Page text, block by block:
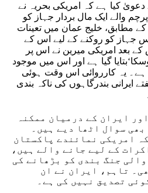
دعویٰ کیا ہے کہ امریکی بحریہ نے
والے ایک مال بردار جہاز کو
مطابق، خلیج عمان میں تعینات
جہاز کو روکنے کے لیے اس کے
کے بعد امریکی میرین نے اس پر
گیا ہے اور اس میں موجود
یہ کارروائی اس وقت ہوئی
ایرانی بندرگاہوں کی ناکہ بندی
ایران کے درمیان ممکنہ
سوال اٹھا دیے ہیں۔
امریکی نمائندے پاکستان
کے لیے جانے والے ہیں،
جنگ بندی کو بڑھانے کی
تاہم، ایران نے ان
تصدیق نہیں کی ہے۔